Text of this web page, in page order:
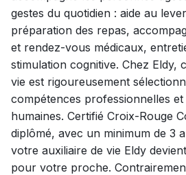
gestes du quotidien : aide au
préparation des repas,
et rendez-vous médicaux,
stimulation cognitive. Chez Eldy,
vie est rigoureusement
compétences professionnelles et
humaines. Certifié Croix-Rouge
diplômé, avec un minimum de 3
votre auxiliaire de vie Eldy
pour votre proche.